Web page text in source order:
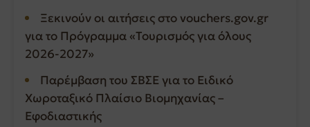
Ξεκινούν οι αιτήσεις στο vouchers.gov.gr
για το Πρόγραμμα «Τουρισμός για όλους
2026-2027»
Παρέμβαση του ΣΒΣΕ για το Ειδικό
Χωροταξικό Πλαίσιο Βιομηχανίας –
Εφοδιαστικής